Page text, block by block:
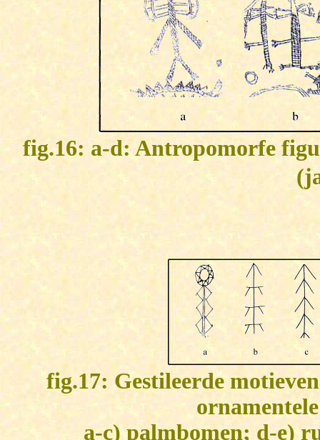
fig.16: a-d: Antropomorfe
fig.17: Gestileerde
a-c) palmbomen; d-e)